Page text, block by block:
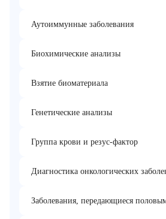
Аутоиммунные заболевания
Биохимические анализы
Взятие биоматериала
Генетические анализы
Группа крови и резус-фактор
Диагностика онкологических
Заболевания, передающиеся